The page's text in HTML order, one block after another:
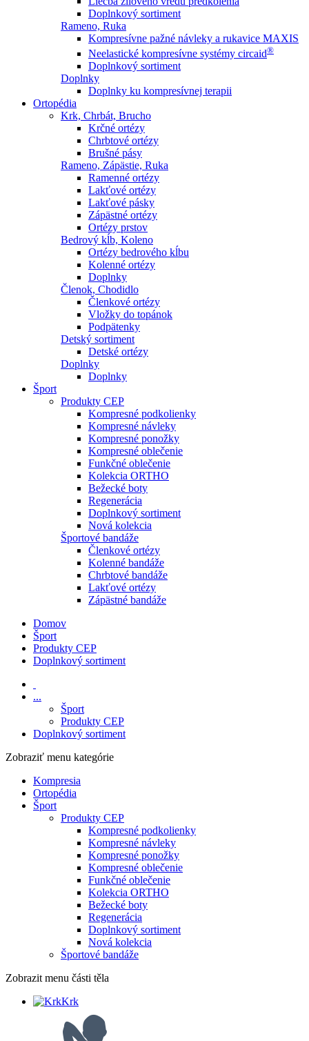
Doplnkový sortiment
Rameno, Ruka
Kompresívne pažné návleky a rukavice MAXIS
Neelastické kompresívne systémy circaid®
Doplnkový sortiment
Doplnky
Doplnky ku kompresívnej terapii
Ortopédia
Krk, Chrbát, Brucho
Krčné ortézy
Chrbtové ortézy
Brušné pásy
Rameno, Zápästie, Ruka
Ramenné ortézy
Lakťové ortézy
Lakťové pásky
Zápästné ortézy
Ortézy prstov
Bedrový kĺb, Koleno
Ortézy bedrového kĺbu
Kolenné ortézy
Doplnky
Členok, Chodidlo
Členkové ortézy
Vložky do topánok
Podpätenky
Detský sortiment
Detské ortézy
Doplnky
Doplnky
Šport
Produkty CEP
Kompresné podkolienky
Kompresné návleky
Kompresné ponožky
Kompresné oblečenie
Funkčné oblečenie
Kolekcia ORTHO
Bežecké boty
Regenerácia
Doplnkový sortiment
Nová kolekcia
Športové bandáže
Členkové ortézy
Kolenné bandáže
Chrbtové bandáže
Lakťové ortézy
Zápästné bandáže
Domov
Šport
Produkty CEP
Doplnkový sortiment
...
Šport
Produkty CEP
Doplnkový sortiment
Zobraziť menu kategórie
Kompresia
Ortopédia
Šport
Produkty CEP
Kompresné podkolienky
Kompresné návleky
Kompresné ponožky
Kompresné oblečenie
Funkčné oblečenie
Kolekcia ORTHO
Bežecké boty
Regenerácia
Doplnkový sortiment
Nová kolekcia
Športové bandáže
Zobrazit menu části těla
Krk